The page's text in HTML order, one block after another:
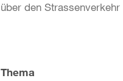
über den Strassenverkehr
Informationen
Thema